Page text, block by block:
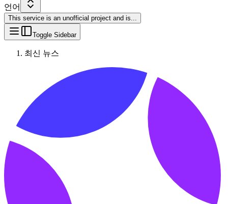
언어
This service is an unofficial project and is...
Toggle Sidebar
최신 뉴스